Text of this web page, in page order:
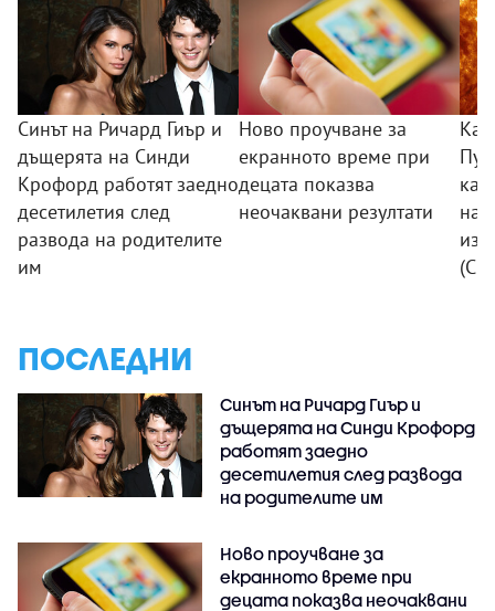
Синът на Ричард Гиър и
дъщерята на Синди
Крофорд работят заедно
десетилетия след
развода на родителите
им
Ново проучване за
екранното време при
децата показва
неочаквани резултати
ПОСЛЕДНИ
Синът на Ричард Гиър и
дъщерята на Синди Крофорд
работят заедно
десетилетия след развода
на родителите им
Ново проучване за
екранното време при
децата показва неочаквани